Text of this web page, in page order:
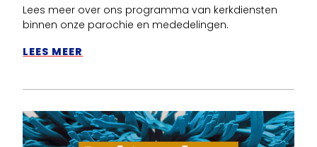
Lees meer over ons programma van kerkdiensten
binnen onze parochie en mededelingen.
LEES MEER